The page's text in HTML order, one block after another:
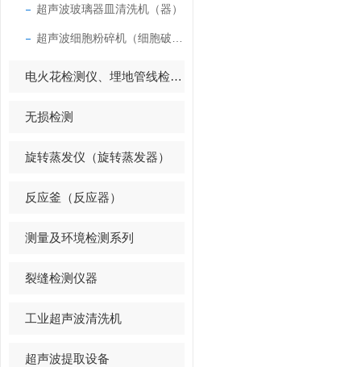
超声波玻璃器皿清洗机（器）
电火花检测仪、埋地管线检测仪
无损检测
旋转蒸发仪（旋转蒸发器）
反应釜（反应器）
测量及环境检测系列
裂缝检测仪器
工业超声波清洗机
超声波提取设备